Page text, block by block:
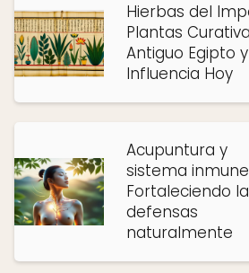
Hierbas del
Plantas
Antiguo Egipto
Influencia Hoy
Acupuntura y
sistema
Fortaleciendo
defensas
naturalmente